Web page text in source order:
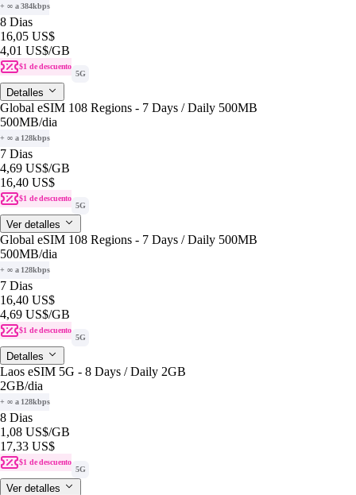
+ ∞ a 384kbps
8 Dias
16,05 US$
4,01 US$/GB
$1 de descuento
5G
Detalles
Global eSIM 108 Regions - 7 Days / Daily 500MB
500MB/dia
+ ∞ a 128kbps
7 Dias
4,69 US$/GB
16,40 US$
$1 de descuento
5G
Ver detalles
Global eSIM 108 Regions - 7 Days / Daily 500MB
500MB/dia
+ ∞ a 128kbps
7 Dias
16,40 US$
4,69 US$/GB
$1 de descuento
5G
Detalles
Laos eSIM 5G - 8 Days / Daily 2GB
2GB/dia
+ ∞ a 128kbps
8 Dias
1,08 US$/GB
17,33 US$
$1 de descuento
5G
Ver detalles